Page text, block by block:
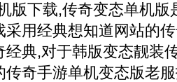
版下载,传奇变态单机版
采用经典想知道网站的
经典,对于韩版变态靓装
传奇手游单机变态版老